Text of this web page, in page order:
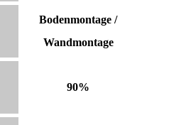
Bodenmontage /
Wandmontage
90%